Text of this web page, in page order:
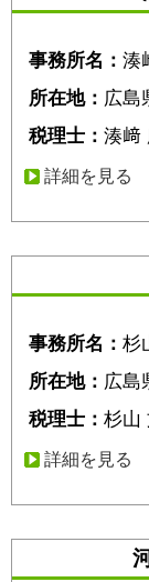
事務所名： 湊
所在地： 広島
税理士： 湊﨑
詳細を見る
事務所名： 杉
所在地： 広島
税理士： 杉山
詳細を見る